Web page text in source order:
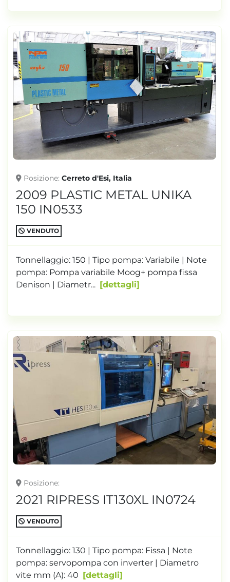
Posizione Cerreto d'Esi, Italia
2009 PLASTIC METAL UNIKA
150 IN0533
VENDUTO
Tonnellaggio: 150 | Tipo pompa: Variabile | Note
pompa: Pompa variabile Moog+ pompa fissa
Denison | Diametr...
dettagli
Posizione
2021 RIPRESS IT130XL IN0724
VENDUTO
Tonnellaggio: 130 | Tipo pompa: Fissa | Note
pompa: servopompa con inverter | Diametro
vite mm (A): 40
dettagli